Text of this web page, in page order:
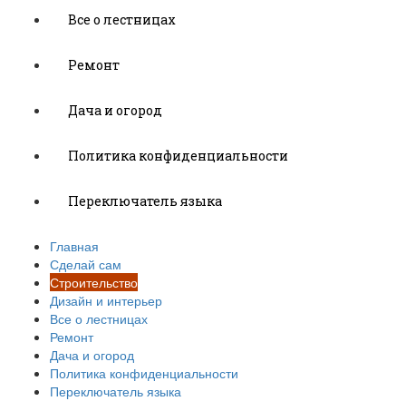
Все о лестницах
Ремонт
Дача и огород
Политика конфиденциальности
Переключатель языка
Главная
Сделай сам
Строительство
Дизайн и интерьер
Все о лестницах
Ремонт
Дача и огород
Политика конфиденциальности
Переключатель языка